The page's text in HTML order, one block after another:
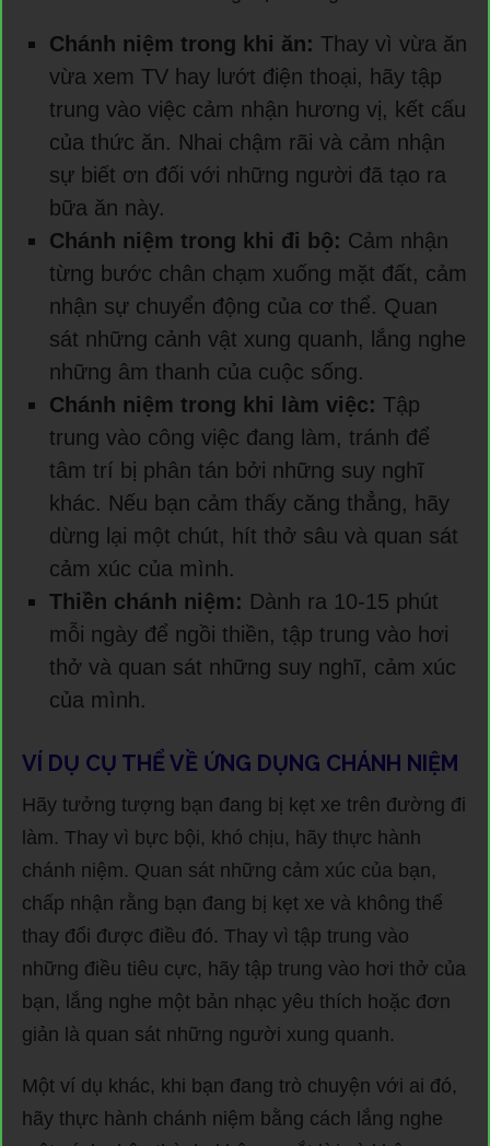
Chánh niệm trong khi ăn: Thay vì vừa ăn
vừa xem TV hay lướt điện thoại, hãy tập
trung vào việc cảm nhận hương vị, kết cấu
của thức ăn. Nhai chậm rãi và cảm nhận
sự biết ơn đối với những người đã tạo ra
bữa ăn này.
Chánh niệm trong khi đi bộ: Cảm nhận
từng bước chân chạm xuống mặt đất, cảm
nhận sự chuyển động của cơ thể. Quan
sát những cảnh vật xung quanh, lắng nghe
những âm thanh của cuộc sống.
Chánh niệm trong khi làm việc: Tập
trung vào công việc đang làm, tránh để
tâm trí bị phân tán bởi những suy nghĩ
khác. Nếu bạn cảm thấy căng thẳng, hãy
dừng lại một chút, hít thở sâu và quan sát
cảm xúc của mình.
Thiền chánh niệm: Dành ra 10-15 phút
mỗi ngày để ngồi thiền, tập trung vào hơi
thở và quan sát những suy nghĩ, cảm xúc
của mình.
VÍ DỤ CỤ THỂ VỀ ỨNG DỤNG CHÁNH NIỆM
Hãy tưởng tượng bạn đang bị kẹt xe trên đường đi
làm. Thay vì bực bội, khó chịu, hãy thực hành
chánh niệm. Quan sát những cảm xúc của bạn,
chấp nhận rằng bạn đang bị kẹt xe và không thể
thay đổi được điều đó. Thay vì tập trung vào
những điều tiêu cực, hãy tập trung vào hơi thở của
bạn, lắng nghe một bản nhạc yêu thích hoặc đơn
giản là quan sát những người xung quanh.
Một ví dụ khác, khi bạn đang trò chuyện với ai đó,
hãy thực hành chánh niệm bằng cách lắng nghe